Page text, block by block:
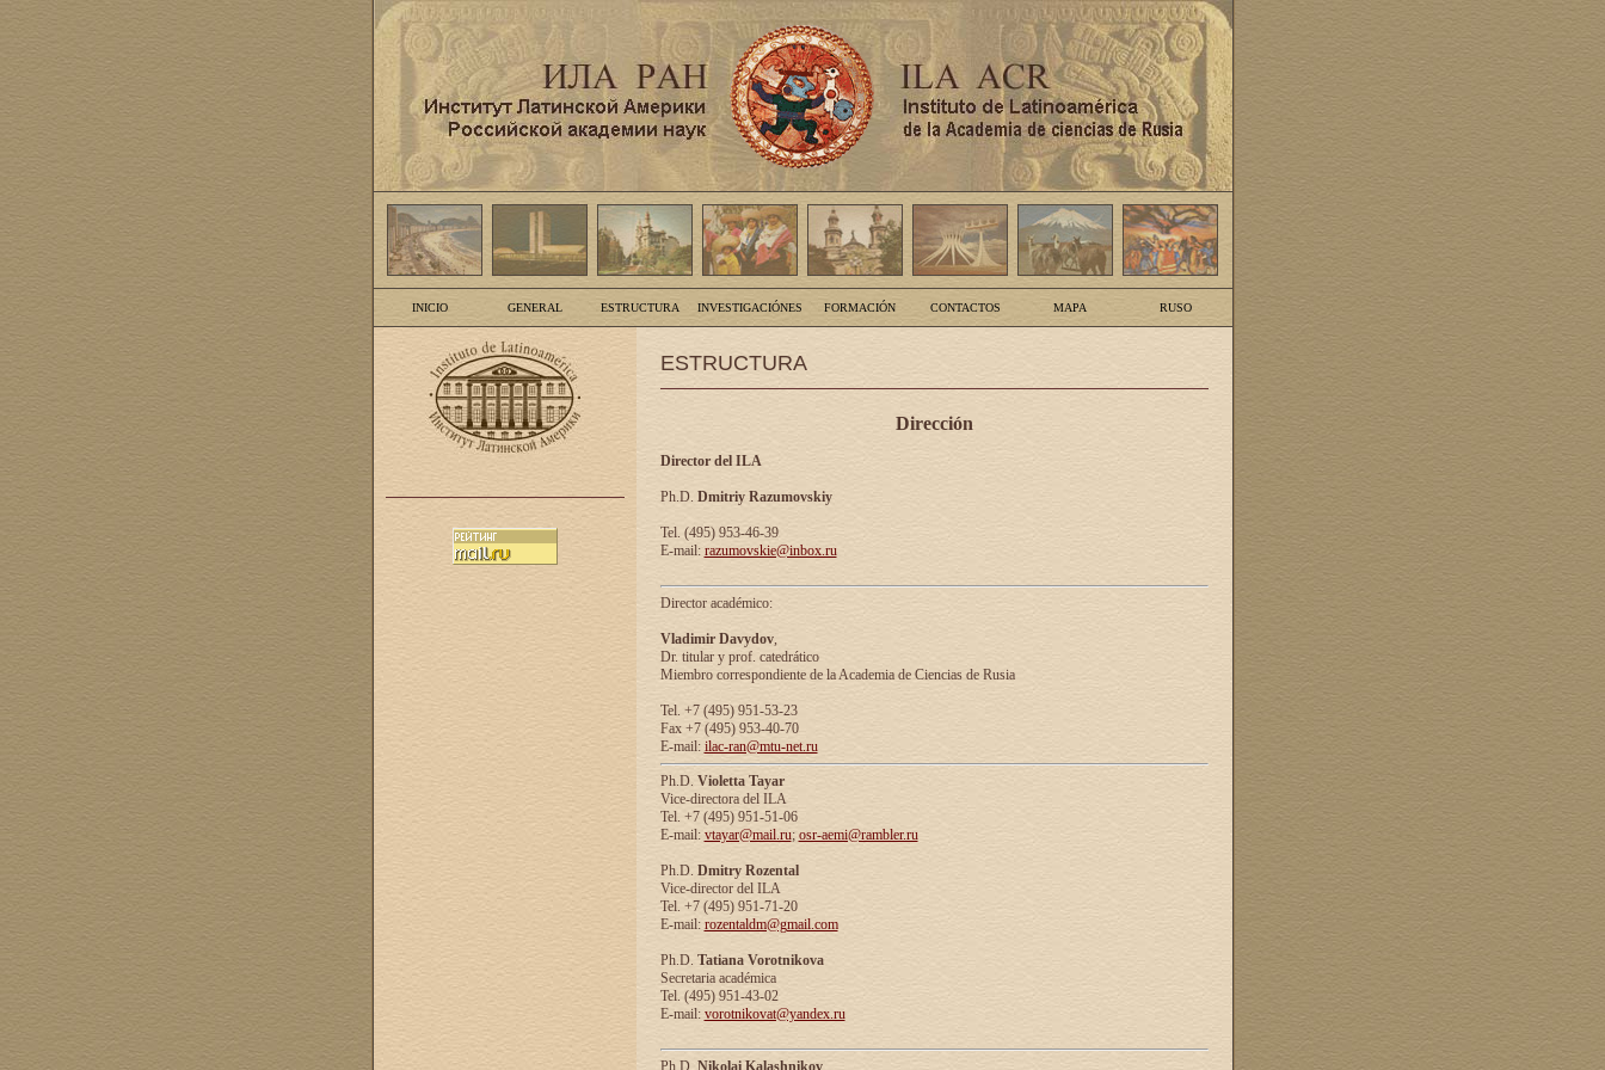
INICIO GENERAL ESTRUCTURA INVESTIGACIÓNES FORMACIÓN CONTACTOS MAPA RUSO
ESTRUCTURA
Dirección
Director del ILA
Ph.D. Dmitriy Razumovskiy
Tel. (495) 953-46-39
E-mail: razumovskie@inbox.ru
Director académico:
Vladimir Davydov,
Dr. titular y prof. catedrático
Miembro correspondiente de la Academia de Ciencias de Rusia
Tel. +7 (495) 951-53-23
Fax +7 (495) 953-40-70
E-mail: ilac-ran@mtu-net.ru
Ph.D. Violetta Tayar
Vice-directora del ILA
Tel. +7 (495) 951-51-06
E-mail: vtayar@mail.ru; osr-aemi@rambler.ru
Ph.D. Dmitry Rozental
Vice-director del ILA
Tel. +7 (495) 951-71-20
E-mail: rozentaldm@gmail.com
Ph.D. Tatiana Vorotnikova
Secretaria académica
Tel. (495) 951-43-02
E-mail: vorotnikovat@yandex.ru
Ph.D. Nikolai Kalashnikov